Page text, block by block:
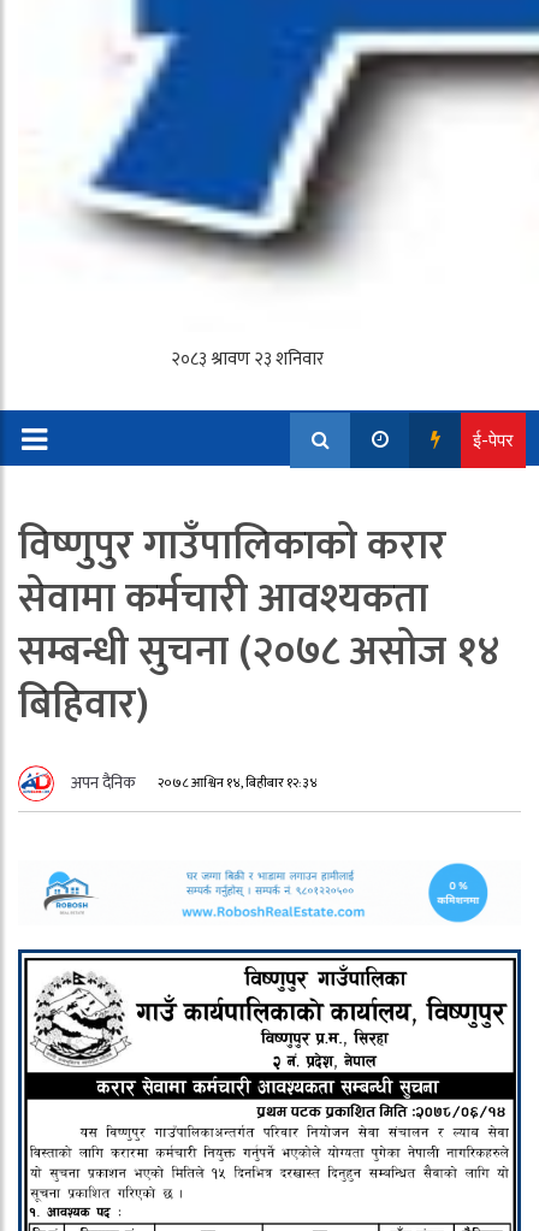
ई-पेपर
विष्णुपुर गाउँपालिकाको करार
सेवामा कर्मचारी आवश्यकता
सम्बन्धी सुचना (२०७८ असोज १४
बिहिवार)
अपन दैनिक २०७८ आश्विन १४, बिहीबार १२:३४